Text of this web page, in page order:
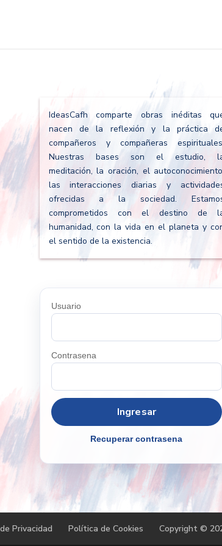
IdeasCafh comparte obras inéditas
nacen de la reflexión y la práctica
compañeros y compañeras
Nuestras bases son el estudio,
meditación, la oración, el
las interacciones diarias y
ofrecidas a la sociedad.
comprometidos con el destino de
humanidad, con la vida en el planeta y
el sentido de la existencia.
Usuario
Contrasena
Recuperar contrasena
Privacidad Política de Cookies Copyright ©